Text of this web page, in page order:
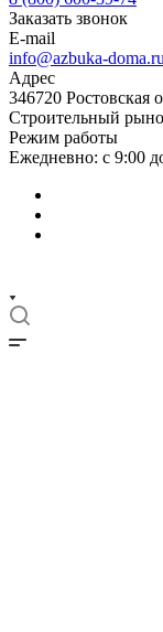
Заказать звонок
E-mail
info@azbuka-doma.ru
Адрес
346720 Ростовская
Строительный
Режим работы
Ежедневно: с 9:00